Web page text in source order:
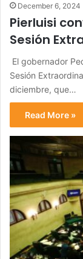
December 6, 2024
Pierluisi
Sesión
El gobernador
Sesión
diciembre, que…
Read More »